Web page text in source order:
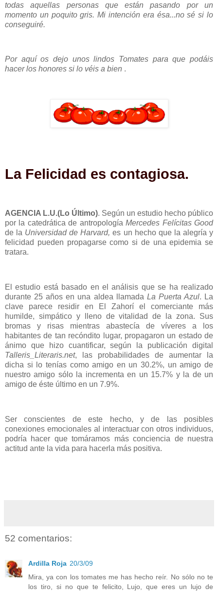
todas aquellas personas que están pasando por un
momento un poquito gris. Mi intención era ésa...no sé si lo
conseguiré.
Por aquí os dejo unos lindos Tomates para que podáis
hacer los honores si lo véis a bien .
La Felicidad es contagiosa.
AGENCIA L.U.(Lo Último). Según un estudio hecho público
por la catedrática de antropologíaMercedes Felícitas Good
de la Universidad de Harvard, es un hecho que la alegría y
felicidad pueden propagarse como si de una epidemia se
tratara.
El estudio está basado en el análisis que se ha realizado
durante 25 años en una aldea llamada La Puerta Azul. La
clave parece residir en El Zahorí el comerciante más
humilde, simpático y lleno de vitalidad de la zona. Sus
bromas y risas mientras abastecía de víveres a los
habitantes de tan recóndito lugar, propagaron un estado de
ánimo que hizo cuantificar, según la publicación digital
Talleris_Literaris.net, las probabilidades de aumentar la
dicha si lo tenías como amigo en un 30.2%, un amigo de
nuestro amigo sólo la incrementa en un 15.7% y la de un
amigo de éste último en un 7.9%.
Ser conscientes de este hecho, y de las posibles
conexiones emocionales al interactuar con otros individuos,
podría hacer que tomáramos más conciencia de nuestra
actitud ante la vida para hacerla más positiva.
52 comentarios:
Ardilla Roja 20/3/09
Mira, ya con los tomates me has hecho reír. No sólo no te
los tiro, si no que te felicito, Lujo, que eres un lujo de